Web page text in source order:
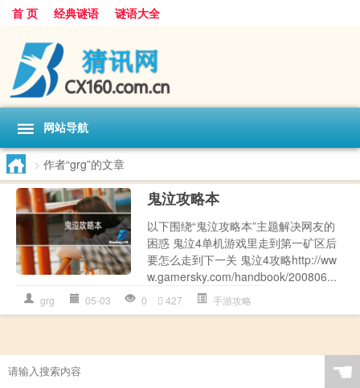
首 页 经典谜语 谜语大全
网站导航
> 作者“grg”的文章
鬼泣攻略本
以下围绕“鬼泣攻略本”主题解决网友的
困惑 鬼泣4单机游戏里走到第一矿区后
要怎么走到下一关 鬼泣4攻略http://ww
w.gamersky.com/handbook/200806...
grg 05-03 0 427 手游攻略
☚